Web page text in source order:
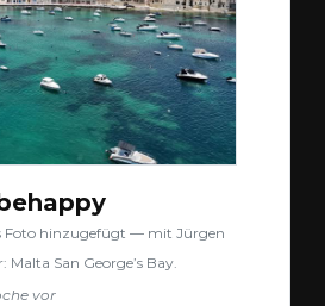
Foto hinzugefügt — mit Jürgen
Malta San George’s Bay.
vor